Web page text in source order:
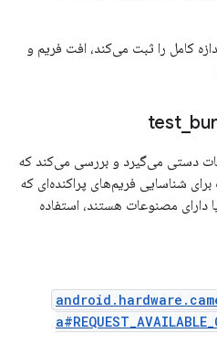
کامل را ثبت می‌کند، افت فریم و
test _
با تنظیمات دستی می‌گیرد و بررسی می‌کند که
شناسایی فریم‌های پراکنده‌ای که
مصنوعات هستند، استفاده